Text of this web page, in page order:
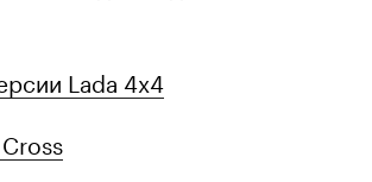
Lada 4x4